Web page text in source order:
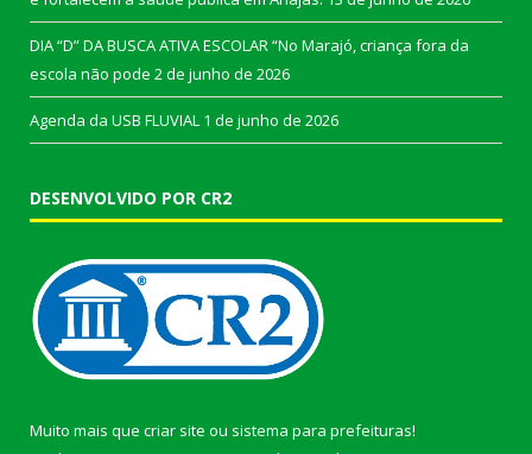
DIA “D” DA BUSCA ATIVA ESCOLAR “No Marajó, criança fora da
escola não pode 2 de junho de 2026
Agenda da USB FLUVIAL 1 de junho de 2026
DESENVOLVIDO POR CR2
Muito mais que criar site ou sistema para prefeituras!